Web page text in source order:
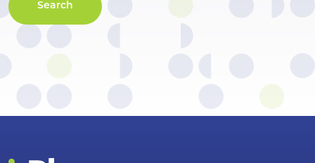
Search